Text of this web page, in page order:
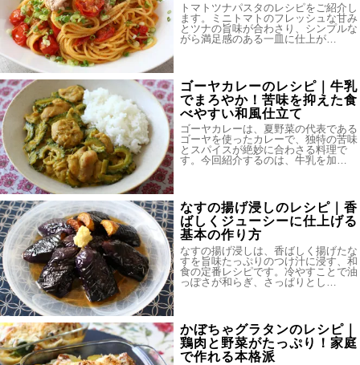
トマトツナパスタのレシピをご紹介し
ます。ミニトマトのフレッシュな甘み
とツナの旨味が合わさり、シンプルな
がら満足感のある一皿に仕上が…
ゴーヤカレーのレシピ｜牛乳
でまろやか！苦味を抑えた食
べやすい和風仕立て
ゴーヤカレーは、夏野菜の代表である
ゴーヤを使ったカレーで、独特の苦味
とスパイスが絶妙に合わさる料理で
す。今回紹介するのは、牛乳を加…
なすの揚げ浸しのレシピ｜香
ばしくジューシーに仕上げる
基本の作り方
なすの揚げ浸しは、香ばしく揚げたな
すを旨味たっぷりのつけ汁に浸す、和
食の定番レシピです。冷やすことで油
っぽさが和らぎ、さっぱりとし…
かぼちゃグラタンのレシピ｜
鶏肉と野菜がたっぷり！家庭
で作れる本格派